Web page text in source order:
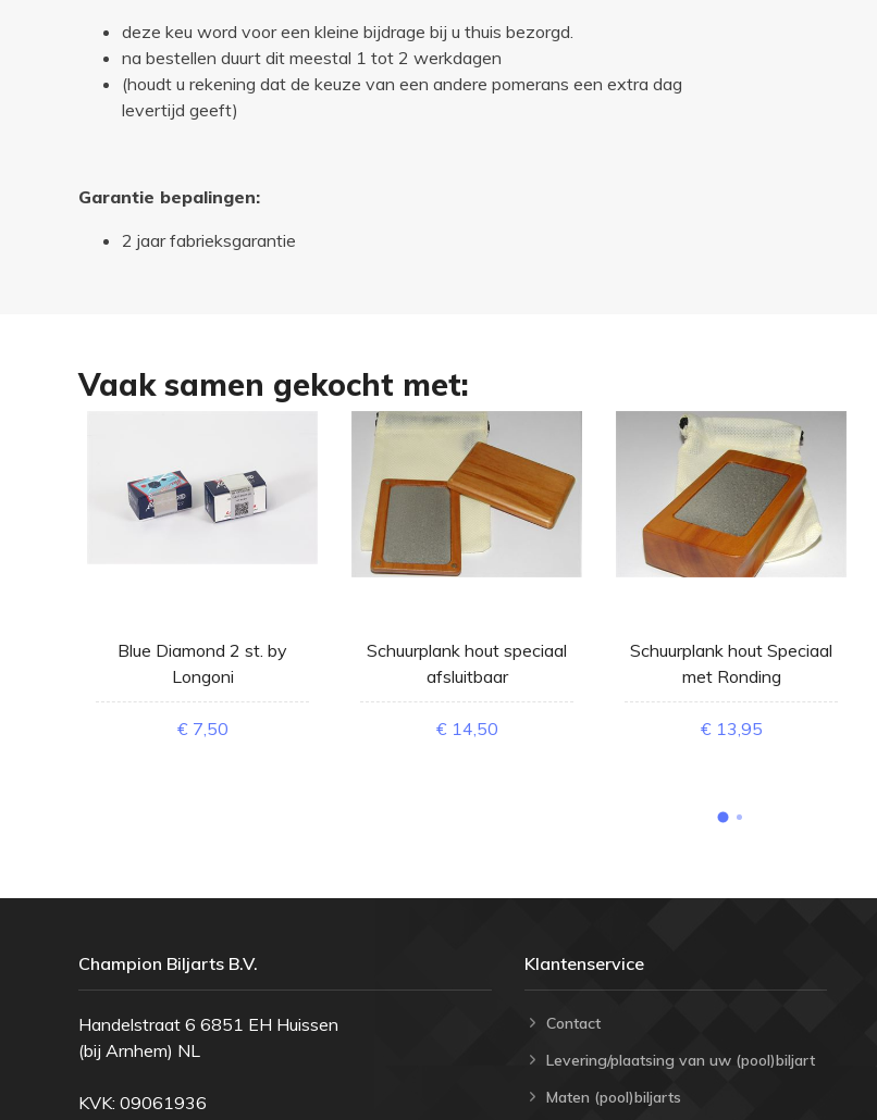
deze keu word voor een kleine bijdrage bij u thuis bezorgd.
na bestellen duurt dit meestal 1 tot 2 werkdagen
(houdt u rekening dat de keuze van een andere pomerans een extra dag
levertijd geeft)
Garantie bepalingen:
2 jaar fabrieksgarantie
Vaak samen gekocht met:
Blue Diamond 2 st. by
Longoni
€ 7,50
Schuurplank hout speciaal
afsluitbaar
€ 14,50
Schuurplank hout Speciaal
met Ronding
€ 13,95
Champion Biljarts B.V.
Handelstraat 6 6851 EH Huissen
(bij Arnhem) NL
KVK: 09061936
Klantenservice
Contact
Levering/plaatsing van uw (pool)biljart
Maten (pool)biljarts